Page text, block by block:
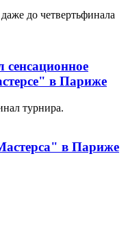
до четвертьфинала
в Париже
турнира.
в Париже